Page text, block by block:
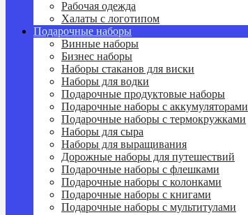
Рабочая одежда
Халаты с логотипом
Подарочные наборы
Винные наборы
Бизнес наборы
Наборы стаканов для виски
Наборы для водки
Подарочные продуктовые наборы
Подарочные наборы с аккумуляторами
Подарочные наборы с термокружками
Наборы для сыра
Наборы для выращивания
Дорожные наборы для путешествий
Подарочные наборы с флешками
Подарочные наборы с колонками
Подарочные наборы с книгами
Подарочные наборы с мультитулами